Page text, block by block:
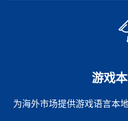
游戏
为海外市场提供游戏语言本